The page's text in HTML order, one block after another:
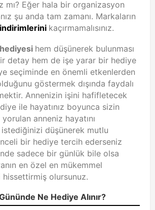
mı? Eğer hala bir organizasyon
şu anda tam zamanı. Markaların
kaçırmamalısınız.
hem düşünerek bulunması
detay hem de işe yarar bir hediye
seçiminde en önemli etkenlerden
göstermek dışında faydalı
Annenizin işini hafifletecek
ile hayatınız boyunca sizin
yorulan anneniz hayatını
istediğinizi düşünerek mutlu
bir hediye tercih ederseniz
sadece bir günlük bile olsa
en özel en mükemmel
hissettirmiş olursunuz.
Ne Hediye Alınır?